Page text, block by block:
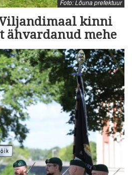
Foto: Lõuna prefektuur
kinni
ähvardanud mehe